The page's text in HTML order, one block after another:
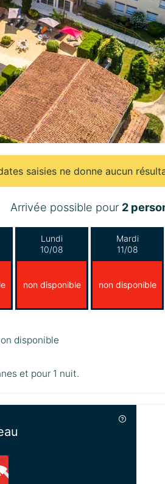
saisies ne donne aucun
Arrivée possible pour 2
Lundi
10/08
non disponible
Mardi
11/08
non disponible
disponible
et pour 1 nuit.